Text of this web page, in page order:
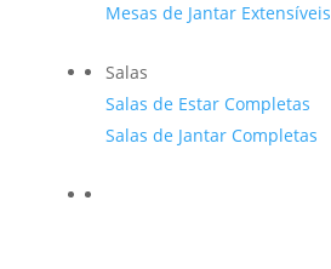
Mesas de Jantar Extensíveis
Salas
Salas de Estar Completas
Salas de Jantar Completas